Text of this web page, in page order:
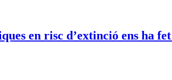
en risc d’extinció ens ha